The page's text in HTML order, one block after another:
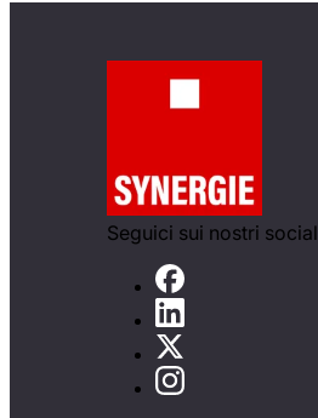
Seguici sui nostri social